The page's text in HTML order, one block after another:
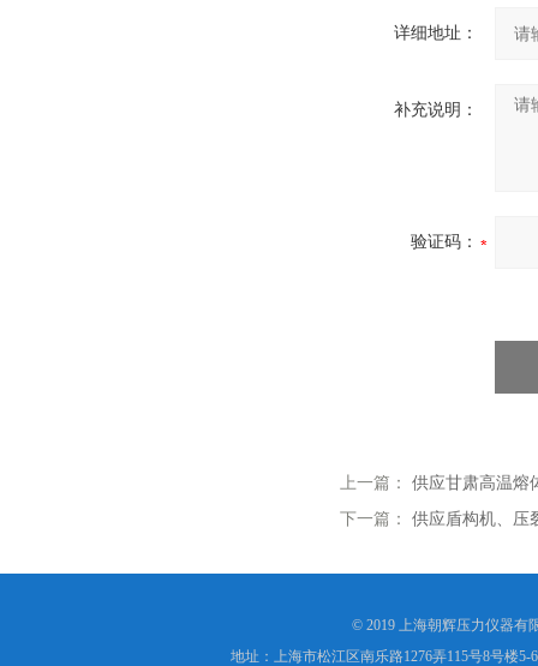
详细地址：
补充说明：
验证码：
上一篇：
供应甘肃高温熔
下一篇：
供应盾构机、压
© 2019 上海朝辉压力仪器有
地址：上海市松江区南乐路1276弄115号8号楼5-